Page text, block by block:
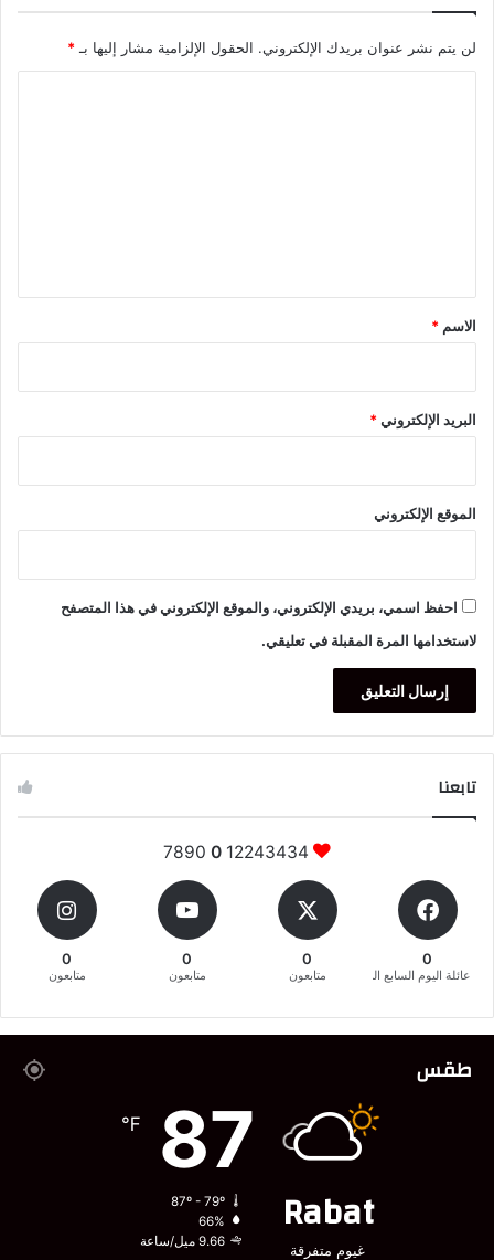
لن يتم نشر عنوان بريدك الإلكتروني. الحقول الإلزامية مشار إليها بـ *
*
الاسم *
البريد الإلكتروني*
الموقع الإلكتروني
احفظ اسمي، بريدي الإلكتروني، والموقع الإلكتروني في هذا المتصفح
لاستخدامها المرة المقبلة في تعليقي.
تابعنا
12243434
0
0
عائلة اليوم السابع المغربية
0
متابعون
0
متابعون
0
متابعون
طقس
Rabat
غيوم متفرقة
87
℉
87º - 79º
66%
9.66 ميل/ساعة